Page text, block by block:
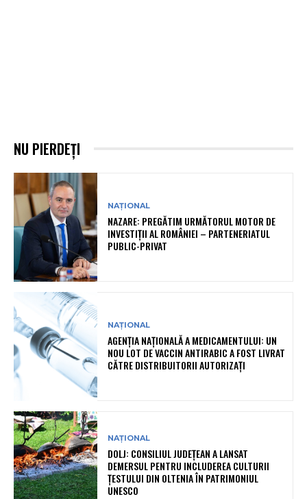
NU PIERDEȚI
NAȚIONAL
NAZARE: PREGĂTIM URMĂTORUL MOTOR DE
INVESTIȚII AL ROMÂNIEI – PARTENERIATUL
PUBLIC-PRIVAT
NAȚIONAL
AGENȚIA NAȚIONALĂ A MEDICAMENTULUI: UN
NOU LOT DE VACCIN ANTIRABIC A FOST LIVRAT
CĂTRE DISTRIBUITORII AUTORIZAȚI
NAȚIONAL
DOLJ: CONSILIUL JUDEȚEAN A LANSAT
DEMERSUL PENTRU INCLUDEREA CULTURII
ȚESTULUI DIN OLTENIA ÎN PATRIMONIUL
UNESCO